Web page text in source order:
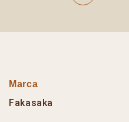
Marca
Fakasaka